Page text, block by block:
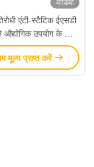
वीडियो
एंटी-स्टैटिक ईएसडी
औद्योगिक उपयोग के लिए
कार्य जूते
मूल्य प्राप्त करें